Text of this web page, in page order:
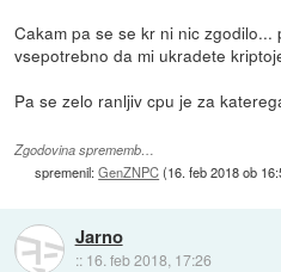
Cakam pa se se kr ni nic
vsepotrebno da mi ukradete
Pa se zelo ranljiv cpu je za
Zgodovina sprememb…
spremenil:GenZNPC(16. feb 2018 ob
Jarno
:: 16. feb 2018, 17:26